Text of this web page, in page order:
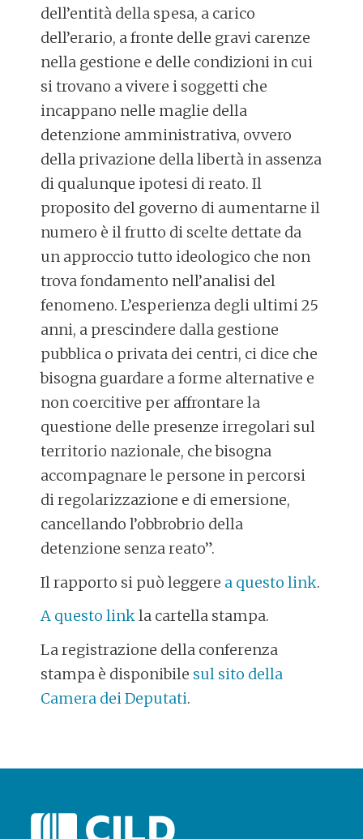
dell’entità della spesa, a carico
dell’erario, a fronte delle gravi carenze
nella gestione e delle condizioni in cui
si trovano a vivere i soggetti che
incappano nelle maglie della
detenzione amministrativa, ovvero
della privazione della libertà in assenza
di qualunque ipotesi di reato. Il
proposito del governo di aumentarne il
numero è il frutto di scelte dettate da
un approccio tutto ideologico che non
trova fondamento nell’analisi del
fenomeno. L’esperienza degli ultimi 25
anni, a prescindere dalla gestione
pubblica o privata dei centri, ci dice che
bisogna guardare a forme alternative e
non coercitive per affrontare la
questione delle presenze irregolari sul
territorio nazionale, che bisogna
accompagnare le persone in percorsi
di regolarizzazione e di emersione,
cancellando l’obbrobrio della
detenzione senza reato”.
Il rapporto si può leggere a questo link.
A questo linkla cartella stampa.
La registrazione della conferenza
stampa è disponibile sul sito della
Camera dei Deputati.
POST